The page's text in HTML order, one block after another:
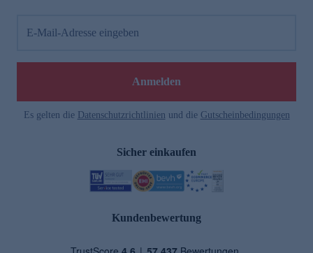
E-Mail-Adresse eingeben
Anmelden
Es gelten die Datenschutzrichtlinien und die Gutscheinbedingungen
Sicher einkaufen
Kundenbewertung